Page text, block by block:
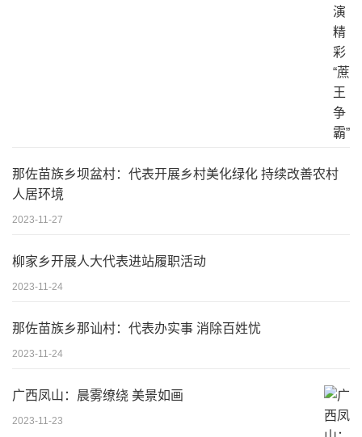
那佐苗族乡坝盆村：代表开展乡村美化绿化 持续改善农村
人居环境
2023-11-27
柳家乡开展人大代表进站履职活动
2023-11-24
那佐苗族乡那讪村：代表办实事 消除百姓忧
2023-11-24
广西凤山：晨雾缭绕 美景如画
2023-11-23